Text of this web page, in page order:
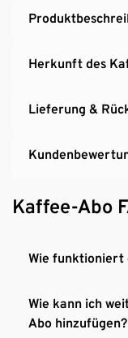
Herkunft des
Lieferung &
Kaffee-Abo
Wie funktioniert
Wie kann ich
Abo hinzufügen?